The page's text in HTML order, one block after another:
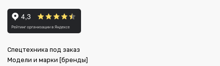
Спецтехника под заказ
Модели и марки [бренды]